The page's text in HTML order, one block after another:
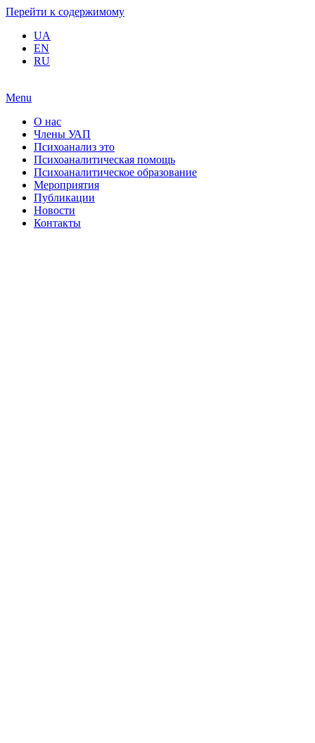
Перейти к содержимому
UA
EN
RU
Menu
О нас
Члены УАП
Психоанализ это
Психоаналитическая помощь
Психоаналитическое образование
Мероприятия
Публикации
Новости
Контакты